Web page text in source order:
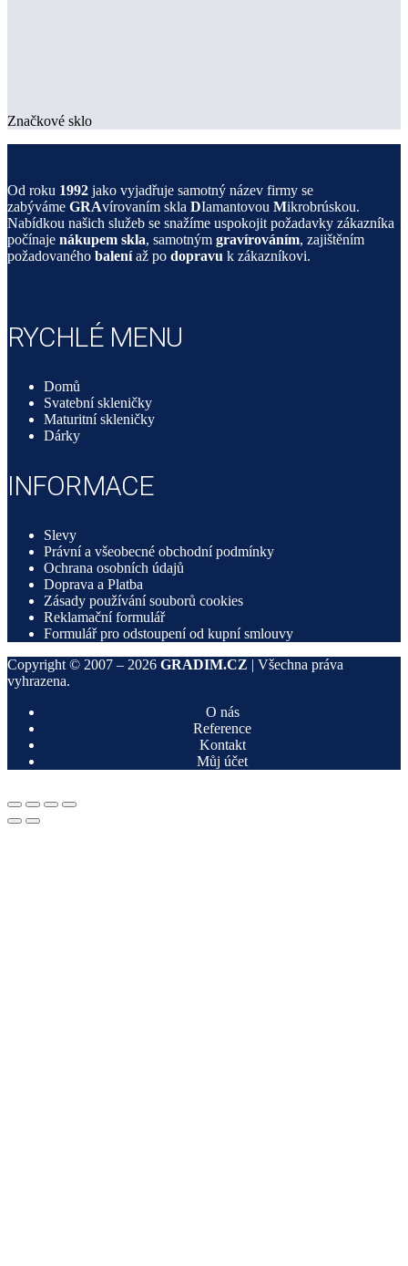
Značkové sklo
Od roku 1992 jako vyjadřuje samotný název firmy se
zabýváme GRAvírovaním skla DIamantovou Mikrobrúskou.
Nabídkou našich služeb se snažíme uspokojit požadavky zákazníka
počínaje nákupem skla, samotným gravírováním, zajištěním
požadovaného baleníaž po dopravu k zákazníkovi.
RYCHLÉ MENU
Domů
Svatební skleničky
Maturitní skleničky
Dárky
INFORMACE
Slevy
Právní a všeobecné obchodní podmínky
Ochrana osobních údajů
Doprava a Platba
Zásady používání souborů cookies
Reklamační formulář
Formulář pro odstoupení od kupní smlouvy
Copyright © 2007 – 2026 GRADIM.CZ | Všechna práva
vyhrazena.
O nás
Reference
Kontakt
Můj účet